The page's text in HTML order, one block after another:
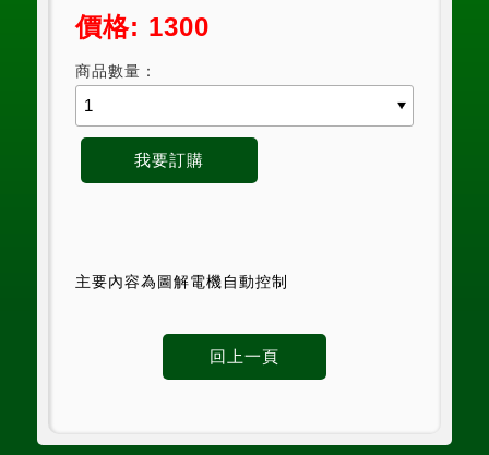
價格: 1300
商品數量：
主要內容為圖解電機自動控制